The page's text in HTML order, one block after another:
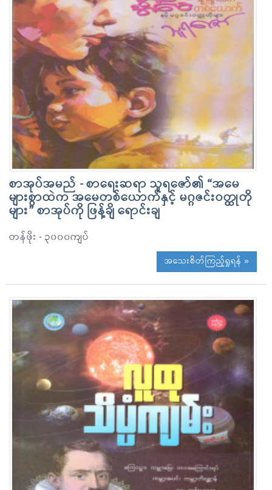
စာအုပ်အမည် - စာရေးဆရာ သူရဇော်၏ “အမေ
များစွာထဲက အမေတစ်ယောက်နှင့် မဂ္ဂဇင်းဝတ္ထုတို
များ” စာအုပ်ကို ဖြန့်ချိ ရောင်းချ
တန်ဖိုး - ၃၀၀၀ကျပ်
အသေးစိတ်ကြည့်ရှုရန် »